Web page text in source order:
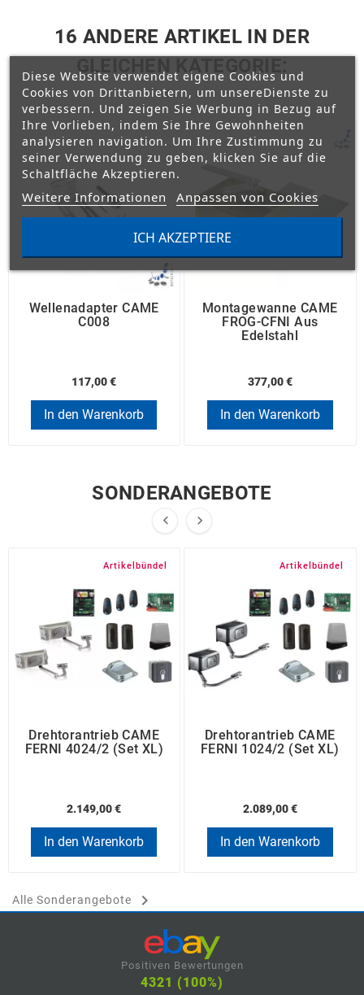
16 ANDERE ARTIKEL IN DER
GLEICHEN KATEGORIE:
 
Wellenadapter CAME
C008
117,00 €
In den Warenkorb
Montagewanne CAME
FROG-CFNI Aus
Edelstahl
377,00 €
In den Warenkorb
SONDERANGEBOTE
 
Artikelbündel
Drehtorantrieb CAME
FERNI 4024/2 (Set XL)
2.149,00 €
In den Warenkorb
Artikelbündel
Drehtorantrieb CAME
FERNI 1024/2 (Set XL)
2.089,00 €
In den Warenkorb
Alle Sonderangebote 
Positiven Bewertungen
4321 (100%)
Diese Website verwendet eigene Cookies und
Cookies von Drittanbietern, um unsereDienste zu
verbessern. Und zeigen Sie Werbung in Bezug auf
Ihre Vorlieben, indem Sie Ihre Gewohnheiten
analysieren navigation. Um Ihre Zustimmung zu
seiner Verwendung zu geben, klicken Sie auf die
Schaltfläche Akzeptieren.
Weitere Informationen Anpassen von Cookies
ICH AKZEPTIERE